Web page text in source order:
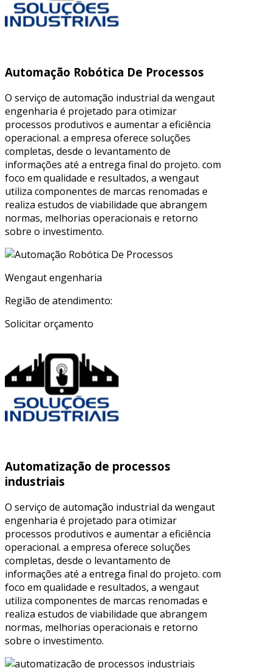
Automação Robótica De Processos
O serviço de automação industrial da wengaut
engenharia é projetado para otimizar
processos produtivos e aumentar a eficiência
operacional. a empresa oferece soluções
completas, desde o levantamento de
informações até a entrega final do projeto. com
foco em qualidade e resultados, a wengaut
utiliza componentes de marcas renomadas e
realiza estudos de viabilidade que abrangem
normas, melhorias operacionais e retorno
sobre o investimento.
Wengaut engenharia
Região de atendimento:
Solicitar orçamento
Automatização de processos
industriais
O serviço de automação industrial da wengaut
engenharia é projetado para otimizar
processos produtivos e aumentar a eficiência
operacional. a empresa oferece soluções
completas, desde o levantamento de
informações até a entrega final do projeto. com
foco em qualidade e resultados, a wengaut
utiliza componentes de marcas renomadas e
realiza estudos de viabilidade que abrangem
normas, melhorias operacionais e retorno
sobre o investimento.